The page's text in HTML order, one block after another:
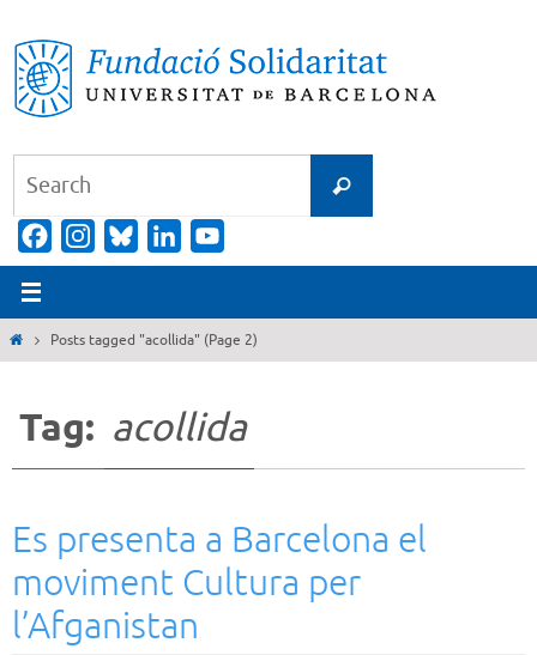
to
content
Search
FacebookInstagramBlueskyLinkedIn
Channel
HomePosts tagged "acollida" (Page 2)
Tag: acollida
Es presenta a Barcelona el
moviment Cultura per
l’Afganistan